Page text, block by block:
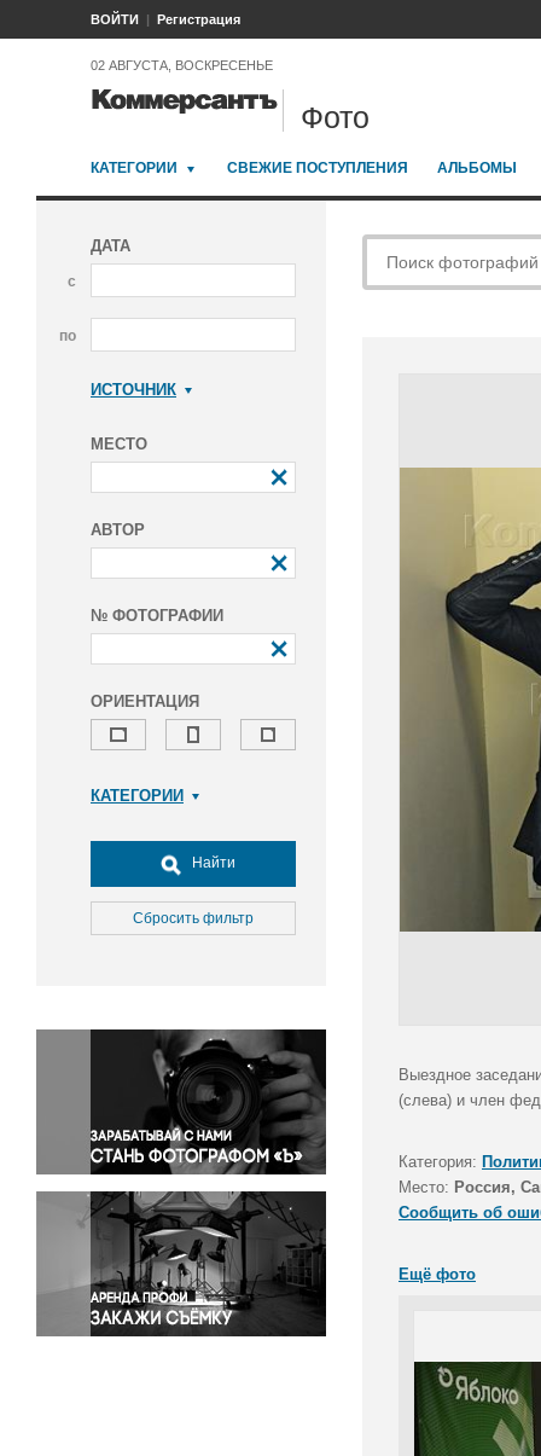
ВОЙТИ Регистрация
02 АВГУСТА, ВОСКРЕСЕНЬЕ
Фото
КАТЕГОРИИ СВЕЖИЕ ПОСТУПЛЕНИЯ АЛЬБОМЫ
ДАТА
с
по
ИСТОЧНИК
МЕСТО
АВТОР
№ ФОТОГРАФИИ
ОРИЕНТАЦИЯ
КАТЕГОРИИ
Досуг, туризм и отдых
Культура
Медицина
Окружающая среда
Политика
Правосудие
Происшествия и конфликты
Религия
Светская жизнь
Спорт
Экология
Экономика и бизнес
Найти
Сбросить фильтр
Выездное
(слева) и член
Категория:
Место: Россия,
Сообщить об
Ещё фото